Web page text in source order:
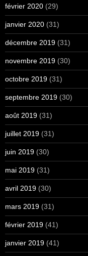
février 2020 (29)
janvier 2020 (31)
décembre 2019 (31)
novembre 2019 (30)
octobre 2019 (31)
septembre 2019 (30)
août 2019 (31)
juillet 2019 (31)
juin 2019 (30)
mai 2019 (31)
avril 2019 (30)
mars 2019 (31)
février 2019 (41)
janvier 2019 (41)